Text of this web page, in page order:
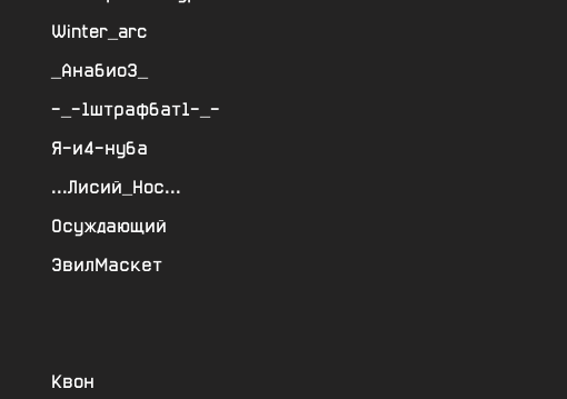
Winter_arc
_Анабио3_
-_-1штрафбат1-_-
Я-и4-нуба
...Лисий_Нос...
Осуждающий
ЭвилМаскет
Квон